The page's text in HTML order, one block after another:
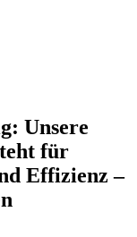
Unsere
für
Effizienz –